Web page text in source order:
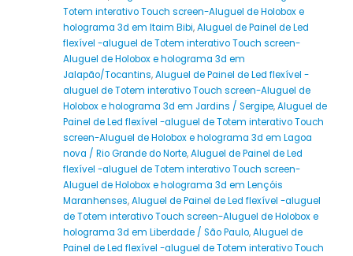
Totem interativo Touch screen-Aluguel de Holobox e
holograma 3d em Itaim Bibi,Aluguel de Painel de Led
flexível -aluguel de Totem interativo Touch screen-
Aluguel de Holobox e holograma 3d em
Jalapão/Tocantins,Aluguel de Painel de Led flexível -
aluguel de Totem interativo Touch screen-Aluguel de
Holobox e holograma 3d em Jardins / Sergipe,Aluguel de
Painel de Led flexível -aluguel de Totem interativo Touch
screen-Aluguel de Holobox e holograma 3d em Lagoa
nova / Rio Grande do Norte,Aluguel de Painel de Led
flexível -aluguel de Totem interativo Touch screen-
Aluguel de Holobox e holograma 3d em Lençóis
Maranhenses,Aluguel de Painel de Led flexível -aluguel
de Totem interativo Touch screen-Aluguel de Holobox e
holograma 3d em Liberdade / São Paulo,Aluguel de
Painel de Led flexível -aluguel de Totem interativo Touch